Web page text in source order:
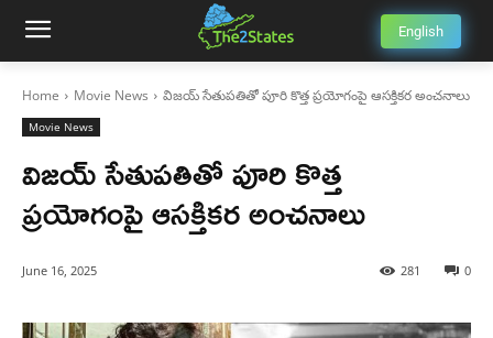
English
Home Movie News విజయ్ సేతుపతితో పూరి కొత్త ప్రయోగంపై ఆసక్తికర అంచనాలు
Movie News
విజయ్ సేతుపతితో పూరి కొత్త
ప్రయోగంపై ఆసక్తికర అంచనాలు
June 16, 2025 0
281